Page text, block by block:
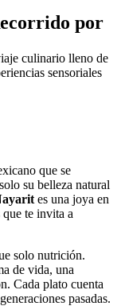
por
culinario lleno de
sensoriales
que se
su belleza natural
es una joya en
te invita a
solo nutrición.
de vida, una
Cada plato cuenta
pasadas.